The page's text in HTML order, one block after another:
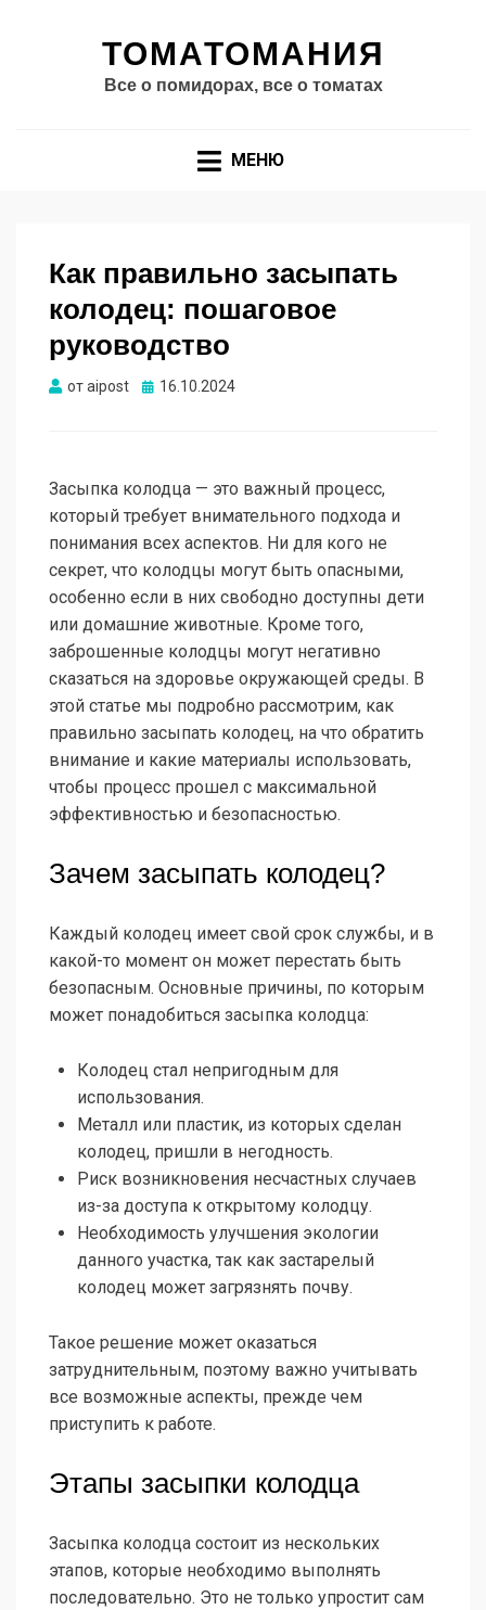
ТОМАТОМАНИЯ
Все о помидорах, все о томатах
МЕНЮ
Как правильно засыпать
колодец: пошаговое
руководство
отaipost Опубликовано
16.10.2024
Засыпка колодца — это важный процесс,
который требует внимательного подхода и
понимания всех аспектов. Ни для кого не
секрет, что колодцы могут быть опасными,
особенно если в них свободно доступны дети
или домашние животные. Кроме того,
заброшенные колодцы могут негативно
сказаться на здоровье окружающей среды. В
этой статье мы подробно рассмотрим, как
правильно засыпать колодец, на что обратить
внимание и какие материалы использовать,
чтобы процесс прошел с максимальной
эффективностью и безопасностью.
Зачем засыпать колодец?
Каждый колодец имеет свой срок службы, и в
какой-то момент он может перестать быть
безопасным. Основные причины, по которым
может понадобиться засыпка колодца:
Колодец стал непригодным для
использования.
Металл или пластик, из которых сделан
колодец, пришли в негодность.
Риск возникновения несчастных случаев
из-за доступа к открытому колодцу.
Необходимость улучшения экологии
данного участка, так как застарелый
колодец может загрязнять почву.
Такое решение может оказаться
затруднительным, поэтому важно учитывать
все возможные аспекты, прежде чем
приступить к работе.
Этапы засыпки колодца
Засыпка колодца состоит из нескольких
этапов, которые необходимо выполнять
последовательно. Это не только упростит сам